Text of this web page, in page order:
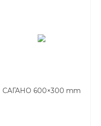
САГАНО 600×300 mm